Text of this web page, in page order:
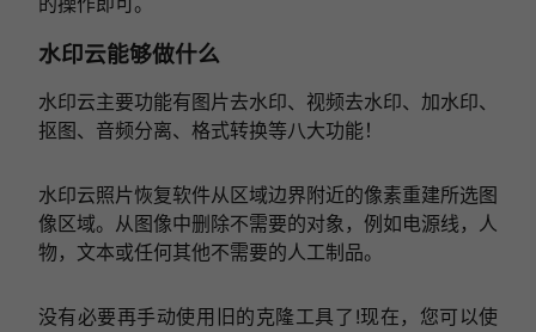
水印云能够做什么
水印云主要功能有图片去水印、视频去水印、加水印、
抠图、音频分离、格式转换等八大功能！
水印云照片恢复软件从区域边界附近的像素重建所选图
像区域。从图像中删除不需要的对象，例如电源线，人
物，文本或任何其他不需要的人工制品。
没有必要再手动使用旧的克隆工具了!现在，您可以使